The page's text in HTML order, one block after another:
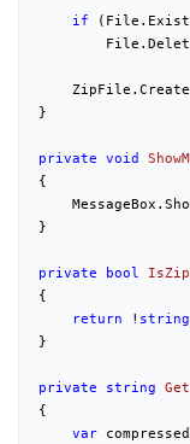
if
}
private void
{
}
private bool
{
return ! string
}
private string
{
var